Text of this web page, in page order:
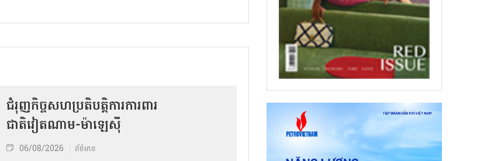
ជំរុញកិច្ចសហប្រតិបត្តិការការពារ
ជាតិវៀតណាម-ម៉ាឡេស៊ី
06/08/2026 ព័ត៌មាន